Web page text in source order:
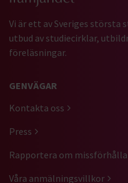
Vi är ett av Sveriges
utbud av studiecirklar,
föreläsningar.
GENVÄGAR
Kontakta oss
Press
Rapportera om
Våra anmälningsvillkor